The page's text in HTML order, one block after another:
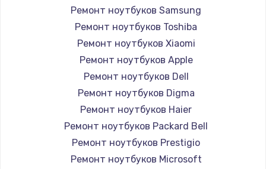
Ремонт ноутбуков Samsung
Ремонт ноутбуков Toshiba
Ремонт ноутбуков Xiaomi
Ремонт ноутбуков Apple
Ремонт ноутбуков Dell
Ремонт ноутбуков Digma
Ремонт ноутбуков Haier
Ремонт ноутбуков Packard Bell
Ремонт ноутбуков Prestigio
Ремонт ноутбуков Microsoft